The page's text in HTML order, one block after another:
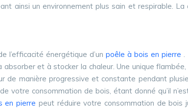
ainsi un environnement plus sain et respirable. La
l’efficacité énergétique d’un poêle à bois en pierre .
et à stocker la chaleur. Une unique
de manière progressive et constante pendant
votre consommation de bois, étant donné qu’il
en pierre peut réduire votre consommation de bois